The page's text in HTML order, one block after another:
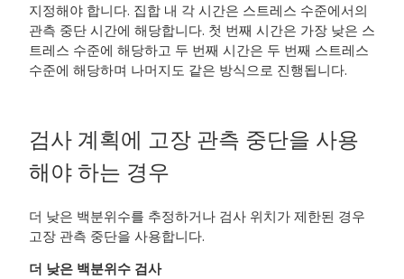
지정해야 합니다. 집합 내 각 시간은 스트레스 수준에서의
관측 중단 시간에 해당합니다. 첫 번째 시간은 가장 낮은 스
트레스 수준에 해당하고 두 번째 시간은 두 번째 스트레스
수준에 해당하며 나머지도 같은 방식으로 진행됩니다.
검사 계획에 고장 관측 중단을 사용
해야 하는 경우
더 낮은 백분위수를 추정하거나 검사 위치가 제한된 경우
고장 관측 중단을 사용합니다.
더 낮은 백분위수 검사